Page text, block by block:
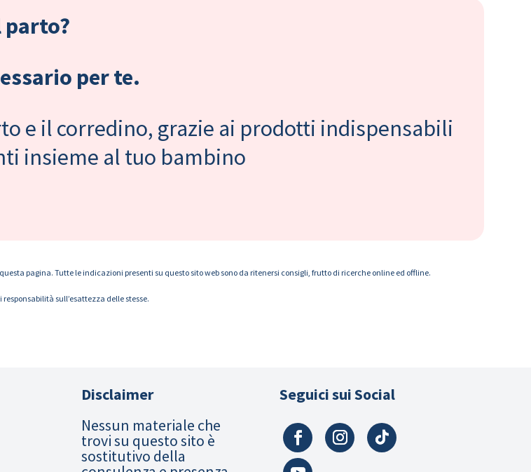
parto?
per te.
e il corredino, grazie ai prodotti indispensabili
insieme al tuo bambino
pagina. Tutte le indicazioni presenti su questo sito web sono da ritenersi consigli, frutto di ricerche online ed offline.
sull’esattezza delle stesse.
Disclaimer
Nessun materiale che
trovi su questo sito è
sostitutivo della
Seguici sui Social